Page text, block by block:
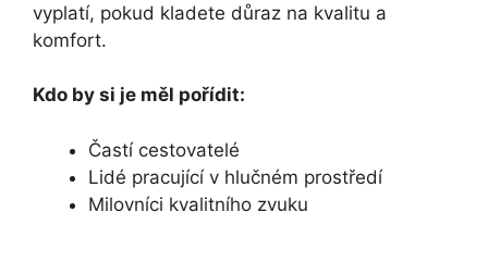
vyplatí, pokud kladete důraz na kvalitu a
komfort.
Kdo by si je měl pořídit:
Častí cestovatelé
Lidé pracující v hlučném prostředí
Milovníci kvalitního zvuku